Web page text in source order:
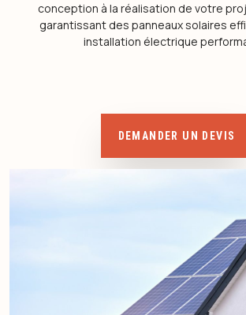
conception à la réalisation de votre
garantissant des panneaux solaires
installation électrique
DEMANDER UN DEVIS